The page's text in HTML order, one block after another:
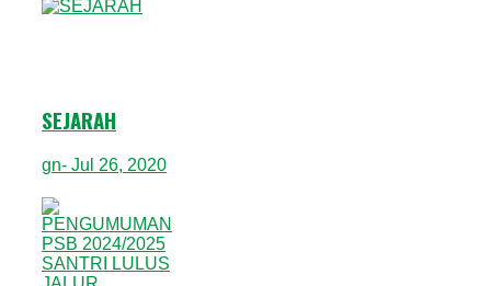
SEJARAH
gn- Jul 26, 2020